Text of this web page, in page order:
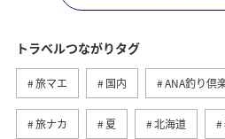
トラベルつながりタグ
旅マエ 国内 ANA釣り倶
旅ナカ 夏 北海道